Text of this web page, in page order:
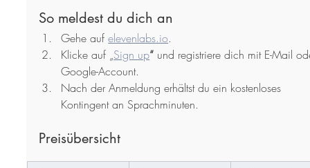
So meldest du dich an
Gehe auf elevenlabs.io.
Klicke auf „Sign up“ und registriere dich mit E-Mail
Google-Account.
Nach der Anmeldung erhältst du ein kostenloses
Kontingent an Sprachminuten.
Preisübersicht